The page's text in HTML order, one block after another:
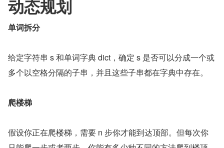
动态规划
单词拆分
给定字符串 s 和单词字典 dict，确定 s 是否可以分成一个或
多个以空格分隔的子串，并且这些子串都在字典中存在。
爬楼梯
假设你正在爬楼梯，需要 n 步你才能到达顶部。但每次你